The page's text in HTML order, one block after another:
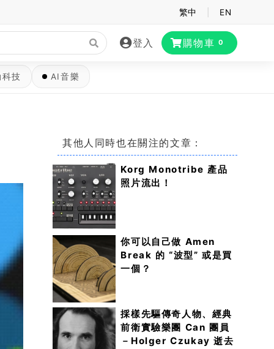
繁中 EN
登入 購物車 0
技 AI音樂
其他人同時也在關注的文章：
Korg Monotribe 產品
照片流出！
你可以自己做 Amen
Break 的 “波型” 或是買
一個？
採樣先驅傳奇人物、經典
前衛實驗樂團 Can 團員
－Holger Czukay 逝去